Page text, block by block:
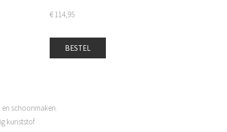
€ 114,95
BESTEL
schoonmaken.
kunststof